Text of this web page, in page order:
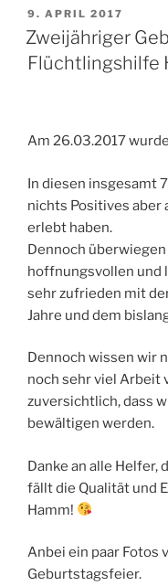
VERÖFFENTLICHT
AM
9. APRIL 2017
Zweijähriger
Flüchtlingshilfe
Am 26.03.2017
In diesen insgesamt
nichts Positives aber
erlebt haben.
Dennoch
hoffnungsvollen und
sehr zufrieden mit
Jahre und dem
Dennoch wissen wir
noch sehr viel Arbeit
zuversichtlich, dass
bewältigen werden.
Danke an alle
fällt die Qualität und
Hamm!
Anbei ein paar Fotos
Geburtstagsfeier.